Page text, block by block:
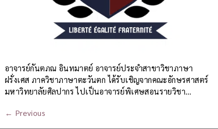
อาจารย์กันตภณ อินทมาตย์ อาจารย์ประจำสาขาวิชาภาษา
ฝรั่งเศส ภาควิชาภาษาตะวันตก ได้รับเชิญจากคณะอักษรศาสตร์
มหาวิทยาลัยศิลปากร ไปเป็นอาจารย์พิเศษสอนรายวิชา…
← Previous